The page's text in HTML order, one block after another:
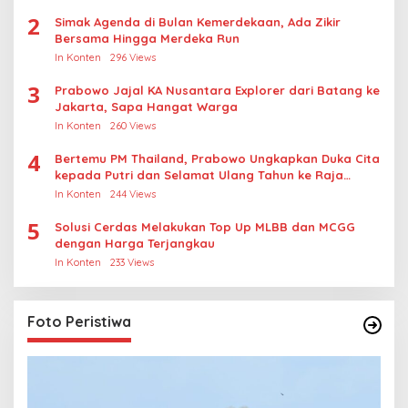
2
Simak Agenda di Bulan Kemerdekaan, Ada Zikir
Bersama Hingga Merdeka Run
In Konten 296 Views
3
Prabowo Jajal KA Nusantara Explorer dari Batang ke
Jakarta, Sapa Hangat Warga
In Konten 260 Views
4
Bertemu PM Thailand, Prabowo Ungkapkan Duka Cita
kepada Putri dan Selamat Ulang Tahun ke Raja
Thailand
In Konten 244 Views
5
Solusi Cerdas Melakukan Top Up MLBB dan MCGG
dengan Harga Terjangkau
In Konten 233 Views
Foto Peristiwa